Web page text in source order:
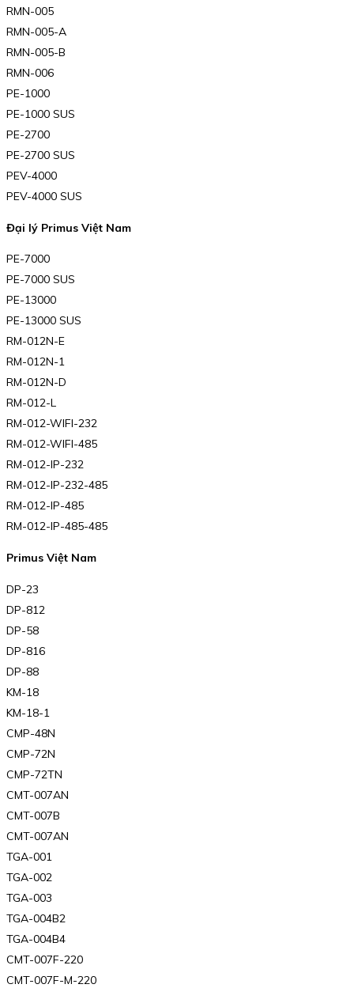
RMN-005
RMN-005-A
RMN-005-B
RMN-006
PE-1000
PE-1000 SUS
PE-2700
PE-2700 SUS
PEV-4000
PEV-4000 SUS
Đại lý Primus Việt Nam
PE-7000
PE-7000 SUS
PE-13000
PE-13000 SUS
RM-012N-E
RM-012N-1
RM-012N-D
RM-012-L
RM-012-WIFI-232
RM-012-WIFI-485
RM-012-IP-232
RM-012-IP-232-485
RM-012-IP-485
RM-012-IP-485-485
Primus Việt Nam
DP-23
DP-812
DP-58
DP-816
DP-88
KM-18
KM-18-1
CMP-48N
CMP-72N
CMP-72TN
CMT-007AN
CMT-007B
CMT-007AN
TGA-001
TGA-002
TGA-003
TGA-004B2
TGA-004B4
CMT-007F-220
CMT-007F-M-220